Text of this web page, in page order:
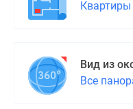
Москве
Программа
Москве
Новостройки
Вид из
Все